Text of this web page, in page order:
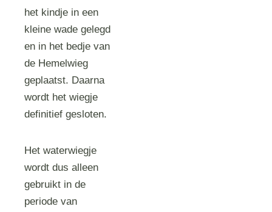
het kindje in een
kleine wade gelegd
en in het bedje van
de Hemelwieg
geplaatst. Daarna
wordt het wiegje
definitief gesloten.
Het waterwiegje
wordt dus alleen
gebruikt in de
periode van